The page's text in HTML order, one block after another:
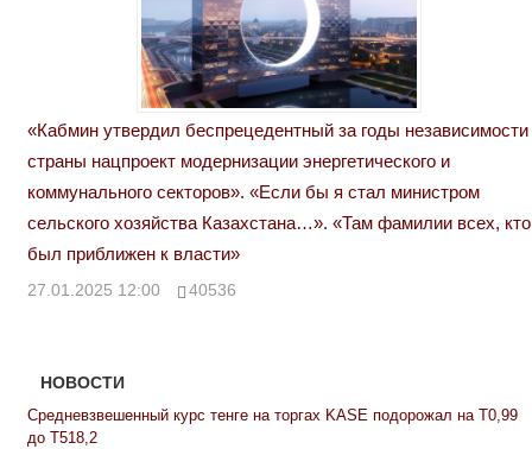
«Кабмин утвердил беспрецедентный за годы независимости
страны нацпроект модернизации энергетического и
коммунального секторов». «Если бы я стал министром
сельского хозяйства Казахстана…». «Там фамилии всех, кто
был приближен к власти»
27.01.2025 12:00 40536
НОВОСТИ
Средневзвешенный курс тенге на торгах KASE подорожал на Т0,99
до Т518,2